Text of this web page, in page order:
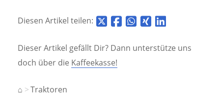
Diesen Artikel teilen:
Dieser Artikel gefällt Dir? Dann unterstütze uns
doch über die Kaffeekasse!
⌂ Traktoren